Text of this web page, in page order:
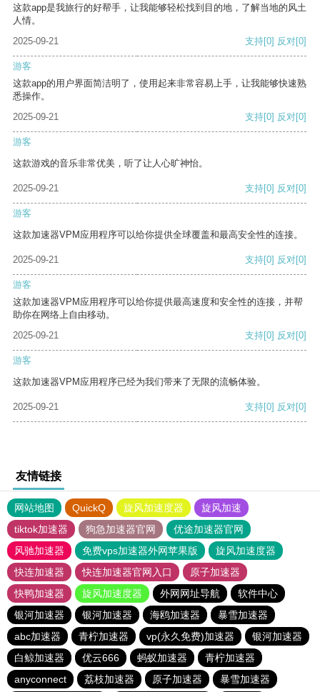
这款app是我旅行的好帮手，让我能够轻松找到目的地，了解当地的风土
人情。
2025-09-21
支持[0] 反对[0]
游客
这款app的用户界面简洁明了，使用起来非常容易上手，让我能够快速熟
悉操作。
2025-09-21
支持[0] 反对[0]
游客
这款游戏的音乐非常优美，听了让人心旷神怡。
2025-09-21 支持[0] 反对[0]
游客
这款加速器VPM应用程序可以给你提供全球覆盖和最高安全性的连接。
2025-09-21 支持[0] 反对[0]
游客
这款加速器VPM应用程序可以给你提供最高速度和安全性的连接，并帮
助你在网络上自由移动。
2025-09-21
支持[0] 反对[0]
游客
这款加速器VPM应用程序已经为我们带来了无限的流畅体验。
2025-09-21 支持[0] 反对[0]
友情链接
网站地图 QuickQ 旋风加速度器
旋风加速
tiktok加速器
狗急加速器官网
优途加速器官网
风驰加速器
免费vps加速器外网苹果版
旋风加速度器
快连加速器
快连加速器官网入口
原子加速器
快鸭加速器
旋风加速度器 外网网址导航
软件中心
银河加速器
银河加速器 海鸥加速器
暴雪加速器
abc加速器
青柠加速器 vp(永久免费)加速器
银河加速器
白鲸加速器
优云666 蚂蚁加速器
青柠加速器
anyconnect
荔枝加速器 原子加速器 暴雪加速器